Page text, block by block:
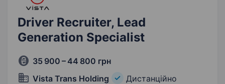
Driver Recruiter, Lead
Generation Specialist
35 900 – 44 800 грн
Vista Trans Holding
Дистанційно